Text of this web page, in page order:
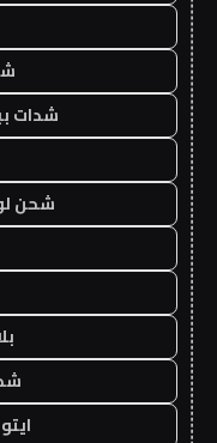
شدات
شحن